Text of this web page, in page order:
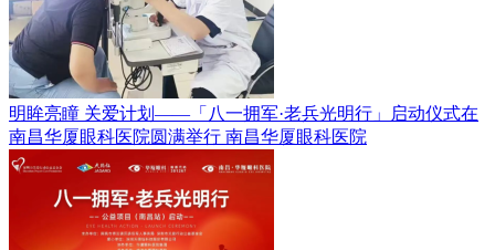
明眸亮瞳 关爱计划——「八一拥军·老兵光明行」启动仪式在
南昌华厦眼科医院圆满举行 南昌华厦眼科医院